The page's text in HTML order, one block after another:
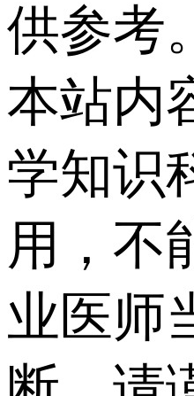
供参考。
本站内
学知识
用，不
业医师